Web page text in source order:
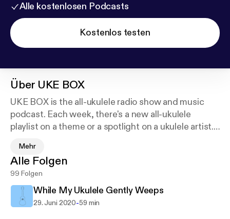
Alle kostenlosen Podcasts
Kostenlos testen
Über UKE BOX
UKE BOX is the all-ukulele radio show and music
podcast. Each week, there's a new all-ukulele
playlist on a theme or a spotlight on a ukulele artist.
5pm on Trent Radio 92.7FM in Peterborough,
Ontario, Canada with host Lester Alfonso (and co-
host Georgia May.)
Mehr
Alle Folgen
99 Folgen
While My Ukulele Gently Weeps
29. Juni 2020-59 min